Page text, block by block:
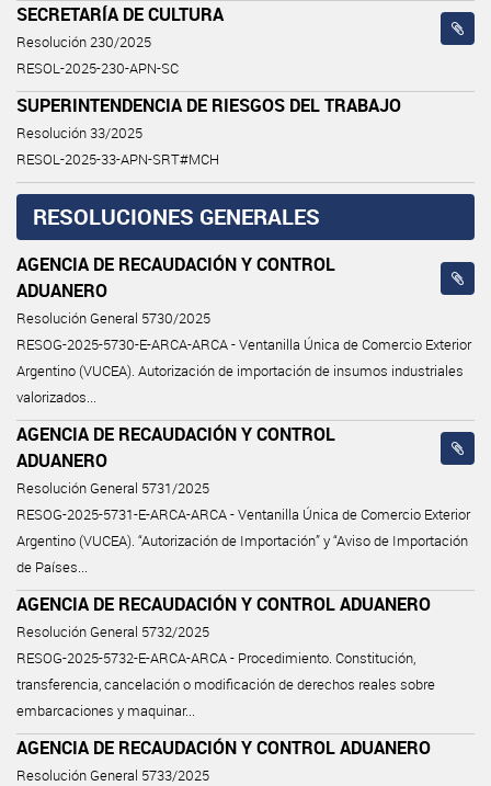
SECRETARÍA DE CULTURA
Resolución 230/2025
RESOL-2025-230-APN-SC
SUPERINTENDENCIA DE RIESGOS DEL TRABAJO
Resolución 33/2025
RESOL-2025-33-APN-SRT#MCH
RESOLUCIONES GENERALES
AGENCIA DE RECAUDACIÓN Y CONTROL
ADUANERO
Resolución General 5730/2025
RESOG-2025-5730-E-ARCA-ARCA - Ventanilla Única de Comercio Exterior
Argentino (VUCEA). Autorización de importación de insumos industriales
valorizados...
AGENCIA DE RECAUDACIÓN Y CONTROL
ADUANERO
Resolución General 5731/2025
RESOG-2025-5731-E-ARCA-ARCA - Ventanilla Única de Comercio Exterior
Argentino (VUCEA). “Autorización de Importación” y “Aviso de Importación
de Países...
AGENCIA DE RECAUDACIÓN Y CONTROL ADUANERO
Resolución General 5732/2025
RESOG-2025-5732-E-ARCA-ARCA - Procedimiento. Constitución,
transferencia, cancelación o modificación de derechos reales sobre
embarcaciones y maquinar...
AGENCIA DE RECAUDACIÓN Y CONTROL ADUANERO
Resolución General 5733/2025